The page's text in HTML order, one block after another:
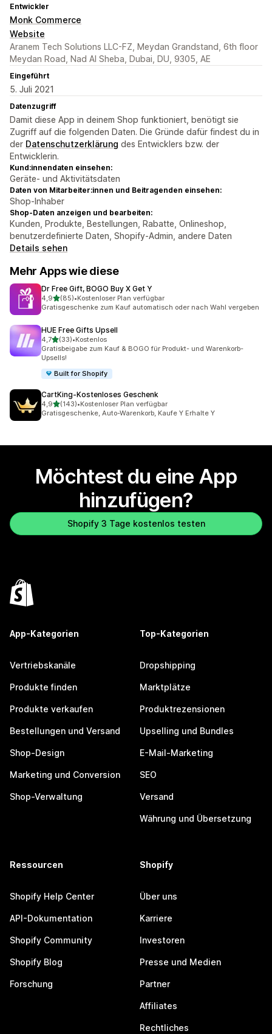
Entwickler
Monk Commerce
Website
Aranem Tech Solutions LLC-FZ, Meydan Grandstand, 6th floor
Meydan Road, Nad Al Sheba, Dubai, DU, 9305, AE
Eingeführt
5. Juli 2021
Datenzugriff
Damit diese App in deinem Shop funktioniert, benötigt sie
Zugriff auf die folgenden Daten. Die Gründe dafür findest du in
der Datenschutzerklärung des Entwicklers bzw. der
Entwicklerin.
Kund:innendaten einsehen:
Geräte- und Aktivitätsdaten
Daten von Mitarbeiter:innen und Beitragenden einsehen:
Shop-Inhaber
Shop-Daten anzeigen und bearbeiten:
Kunden, Produkte, Bestellungen, Rabatte, Onlineshop,
benutzerdefinierte Daten, Shopify-Admin, andere Daten
Details sehen
Mehr Apps wie diese
Dr Free Gift, BOGO Buy X Get Y
4,9von 5 Sternen
(85)
85 Rezensionen insgesamt
•Kostenloser Plan verfügbar
Gratisgeschenke zum Kauf automatisch oder nach Wahl vergeben
HUE Free Gifts Upsell
4,7von 5 Sternen
(33)
33 Rezensionen insgesamt
•Kostenlos
Gratisbeigabe zum Kauf & BOGO für Produkt- und Warenkorb-
Upsells!
Built for Shopify
CartKing‑Kostenloses Geschenk
4,9von 5 Sternen
(143)
143 Rezensionen insgesamt
•Kostenloser Plan verfügbar
Gratisgeschenke, Auto-Warenkorb, Kaufe Y Erhalte Y
Möchtest du eine App
hinzufügen?
Shopify 3 Tage kostenlos testen
App-Kategorien
Vertriebskanäle
Produkte finden
Produkte verkaufen
Bestellungen und Versand
Shop-Design
Marketing und Conversion
Shop-Verwaltung
Top-Kategorien
Dropshipping
Marktplätze
Produktrezensionen
Upselling und Bundles
E-Mail-Marketing
SEO
Versand
Währung und Übersetzung
Ressourcen
Shopify Help Center
API-Dokumentation
Shopify Community
Shopify Blog
Forschung
Shopify
Über uns
Karriere
Investoren
Presse und Medien
Partner
Affiliates
Rechtliches